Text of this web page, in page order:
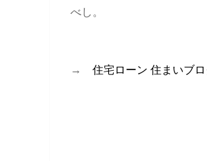
べし。
→ 住宅ローン 住まいブ